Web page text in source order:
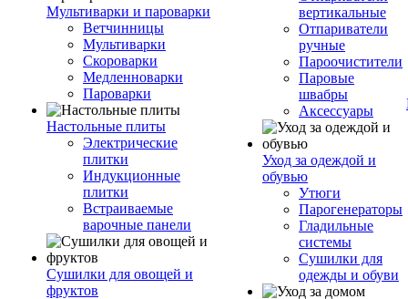
Мультиварки и пароварки
Ветчинницы
Мультиварки
Скороварки
Медленноварки
Пароварки
Настольные плиты
Электрические
плитки
Индукционные
плитки
Встраиваемые
варочные панели
Сушилки для овощей и
фруктов
вертикальные
Отпариватели
ручные
Пароочистители
Паровые
швабры
Аксессуары
Уход за одеждой и
обувью
Утюги
Парогенераторы
Гладильные
системы
Сушилки для
одежды и обуви